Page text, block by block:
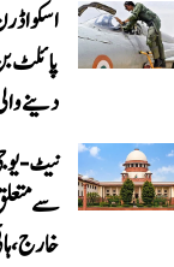
پائلٹ
دینے
نیٹ-یو
سے
خارج،